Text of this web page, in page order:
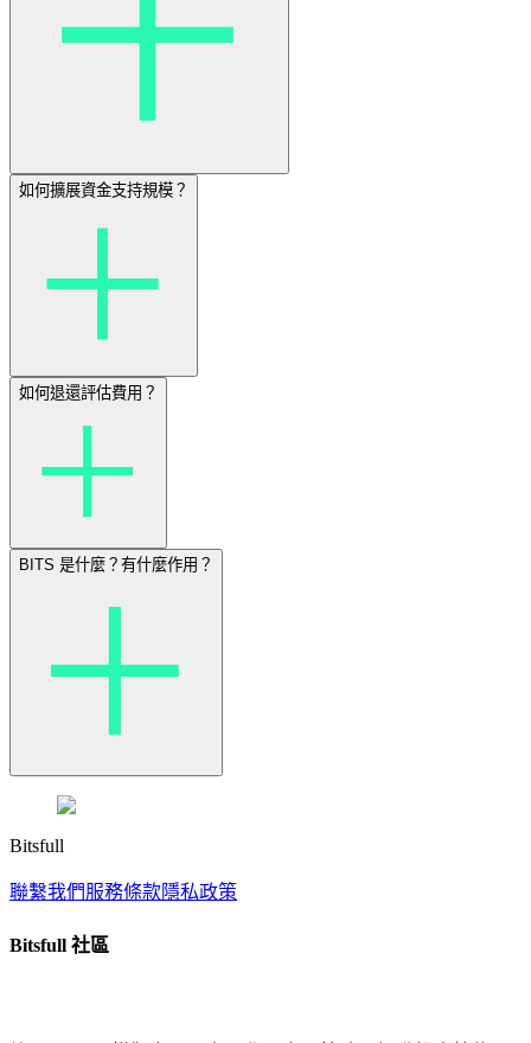
如何擴展資金支持規模？
如何退還評估費用？
BITS 是什麼？有什麼作用？
Bitsfull
聯繫我們服務條款隱私政策
Bitsfull 社區